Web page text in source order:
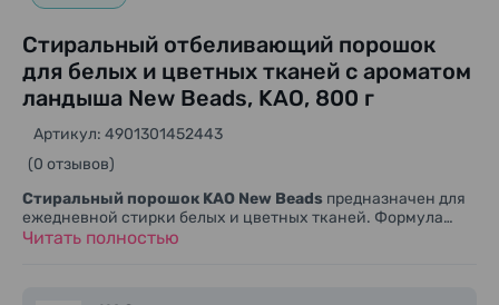
Стиральный отбеливающий порошок
для белых и цветных тканей с ароматом
ландыша New Beads, KAO, 800 г
(0 отзывов)
Артикул: 4901301452443
Стиральный порошок KAO New Beads предназначен для
ежедневной стирки белых и цветных тканей. Формула
сочетает очищающие компоненты, кислородный
Читать полностью